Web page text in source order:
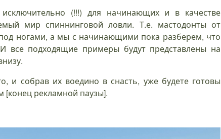
(!!!) для начинающих и в качестве
мир спиннинговой ловли. Т.е. мастодонты от
ногами, а мы с начинающими пока разберем, что
все подходящие примеры будут представлены на
собрав их воедино в снасть, уже будете готовы
[конец рекламной паузы].